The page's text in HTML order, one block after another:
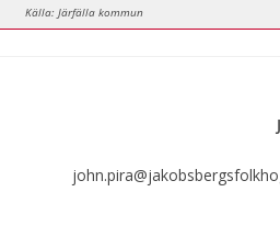
Källa: Järfälla kommun